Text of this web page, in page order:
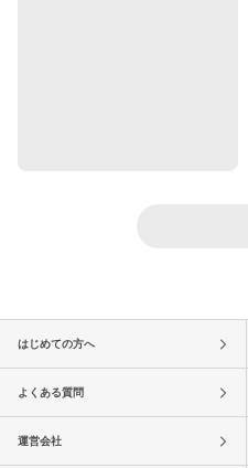
はじめての方へ
よくある質問
運営会社